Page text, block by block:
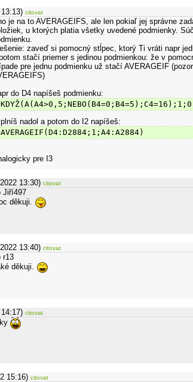
citovat
je na to AVERAGEIFS, ale len pokiaľ jej správne
u ktorých platia všetky uvedené podmienky.
zaveď si pomocný stĺpec, ktorý Ti vráti napr
stačí priemer s jedinou podmienkou: že v
pre jednu podmienku už stačí AVERAGEIF
do D4 napíšeš podmienku:
nadol a potom do I2 napíšeš:
pre I3
13:30) citovat
Jiří497
děkuji.
13:40) citovat
r13
děkuji.
citovat
15:16) citovat